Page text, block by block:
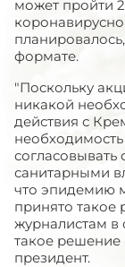
может пройти
формате.
"Поскольку
никакой
действия с
санитарными
что эпидемию
принято такое
журналистам в
такое решение
президент.